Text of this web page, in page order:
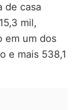
de casa
mil,
em um dos
e mais 538,1